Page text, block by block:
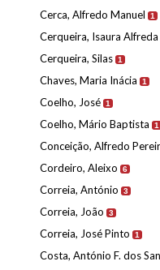
Cerca, Alfredo Manuel 1
Cerqueira, Isaura
Cerqueira, Silas 1
Chaves, Maria Inácia 1
Coelho, José 1
Coelho, Mário Baptista 1
Conceição, Alfredo
Cordeiro, Aleixo 6
Correia, António 3
Correia, João 3
Correia, José Pinto 1
Costa, António F. dos